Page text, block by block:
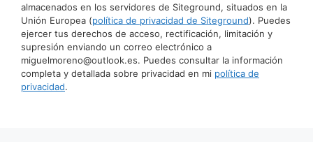
almacenados en los servidores de Siteground, situados en la
Unión Europea (política de privacidad de Siteground). Puedes
ejercer tus derechos de acceso, rectificación, limitación y
supresión enviando un correo electrónico a
miguelmoreno@outlook.es. Puedes consultar la información
completa y detallada sobre privacidad en mi política de
privacidad.